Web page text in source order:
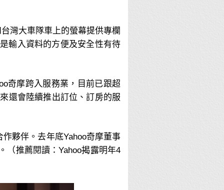
灣大車隊車上的螢幕提供專欄
輸入資料的方便及安全性有待
奇摩跨入服務業，目前已跟超
還會陸續推出訂位、訂房的服
夥伴。去年底Yahoo奇摩董事
（推薦閱讀：Yahoo揭露明年4